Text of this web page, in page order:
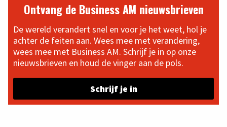
Ontvang de Business AM nieuwsbrieven
De wereld verandert snel en voor je het weet, hol je
achter de feiten aan. Wees mee met verandering,
wees mee met Business AM. Schrijf je in op onze
nieuwsbrieven en houd de vinger aan de pols.
Schrijf je in